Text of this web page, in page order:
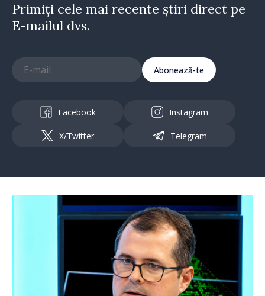
Primiți cele mai recente știri direct pe
E-mailul dvs.
Abonează-te
Facebook Instagram
X/Twitter Telegram